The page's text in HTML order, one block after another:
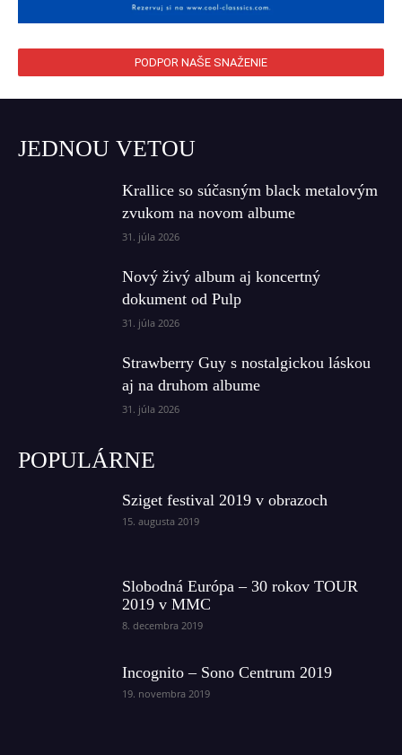
PODPOR NAŠE SNAŽENIE
JEDNOU VETOU
Krallice so súčasným black metalovým
zvukom na novom albume
31. júla 2026
Nový živý album aj koncertný
dokument od Pulp
31. júla 2026
Strawberry Guy s nostalgickou láskou
aj na druhom albume
31. júla 2026
POPULÁRNE
Sziget festival 2019 v obrazoch
15. augusta 2019
Slobodná Európa – 30 rokov TOUR
2019 v MMC
8. decembra 2019
Incognito – Sono Centrum 2019
19. novembra 2019